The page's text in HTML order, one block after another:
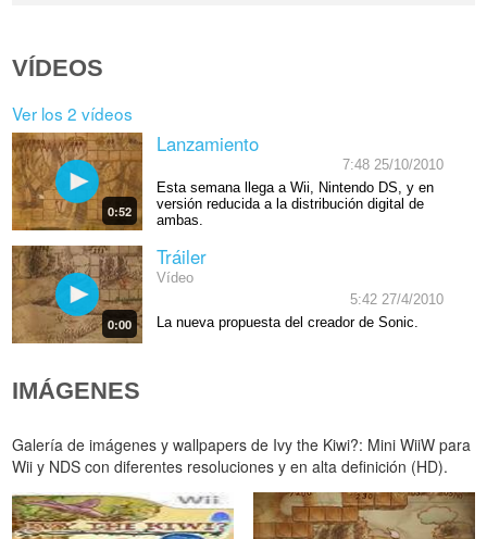
VÍDEOS
Ver los 2 vídeos
0:52
Lanzamiento
7:48 25/10/2010
Esta semana llega a Wii, Nintendo DS, y en
versión reducida a la distribución digital de
ambas.
0:00
Tráiler
Vídeo
5:42 27/4/2010
La nueva propuesta del creador de Sonic.
IMÁGENES
Galería de imágenes y wallpapers de Ivy the Kiwi?: Mini WiiW para
Wii y NDS con diferentes resoluciones y en alta definición (HD).